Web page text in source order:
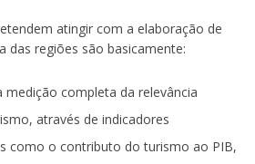
atingir com a elaboração de
das regiões são basicamente:
medição completa da relevância
através de indicadores
como o contributo do turismo ao PIB,